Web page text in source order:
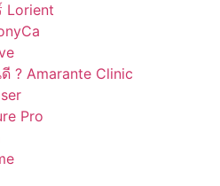
Lorient
? Amarante Clinic
Pro